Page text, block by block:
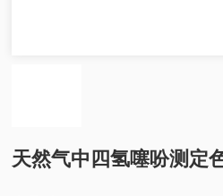
天然气中四氢噻吩测定